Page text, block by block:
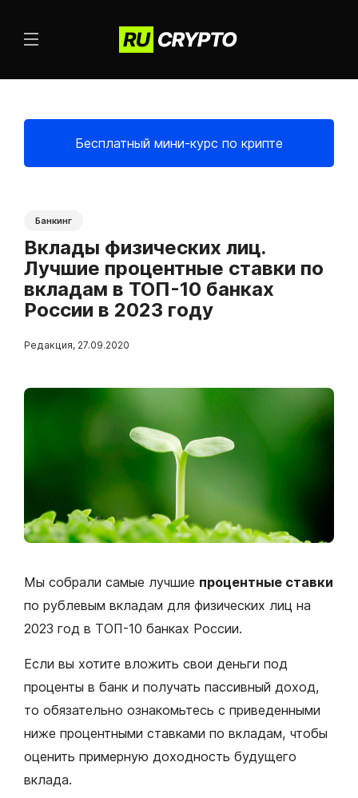
Бесплатный мини-курс по крипте
Банкинг
Вклады физических лиц.
Лучшие процентные ставки по
вкладам в ТОП-10 банках
России в 2023 году
Редакция, 27.09.2020
Мы собрали самые лучшие процентные ставки
по рублевым вкладам для физических лиц на
2023 год в ТОП-10 банках России.
Если вы хотите вложить свои деньги под
проценты в банк и получать пассивный доход,
то обязательно ознакомьтесь с приведенными
ниже процентными ставками по вкладам, чтобы
оценить примерную доходность будущего
вклада.